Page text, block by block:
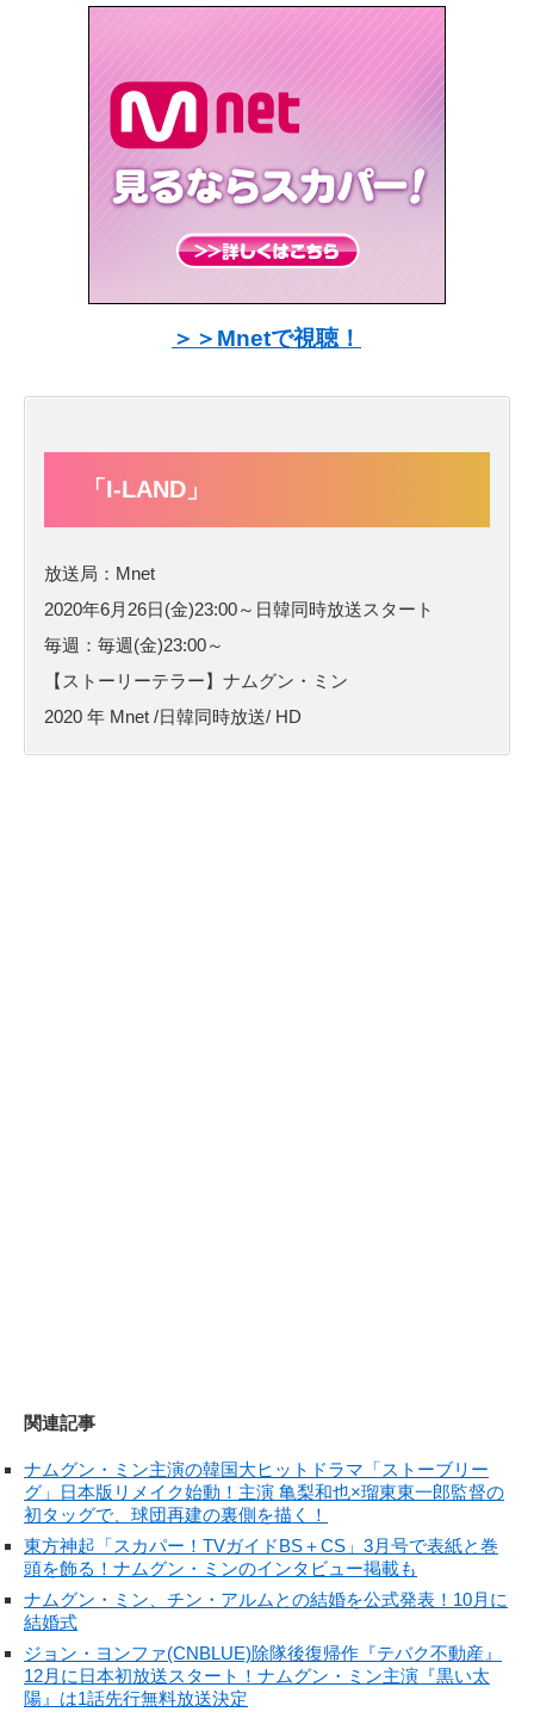
＞＞Mnetで視聴！
「I-LAND」
放送局：Mnet
2020年6月26日(金)23:00～日韓同時放送スタート
毎週：毎週(金)23:00～
【ストーリーテラー】ナムグン・ミン
2020 年 Mnet /日韓同時放送/ HD
関連記事
ナムグン・ミン主演の韓国大ヒットドラマ「ストーブリー
グ」日本版リメイク始動！主演 亀梨和也×瑠東東一郎監督の
初タッグで、球団再建の裏側を描く！
東方神起「スカパー！TVガイドBS＋CS」3月号で表紙と巻
頭を飾る！ナムグン・ミンのインタビュー掲載も
ナムグン・ミン、チン・アルムとの結婚を公式発表！10月に
結婚式
ジョン・ヨンファ(CNBLUE)除隊後復帰作『テバク不動産』
12月に日本初放送スタート！ナムグン・ミン主演『黒い太
陽』は1話先行無料放送決定